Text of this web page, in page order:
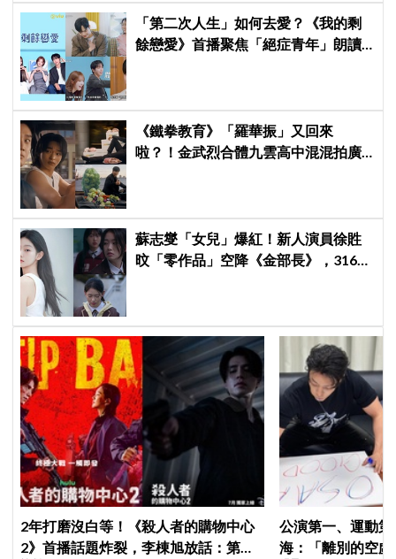
「第二次人生」如何去愛？《我的剩
餘戀愛》首播聚焦「絕症青年」朗讀
《鐵拳教育》「羅華振」又回來
啦？！金武烈合體九雲高中混混拍廣
蘇志燮「女兒」爆紅！新人演員徐貹
旼「零作品」空降《金部長》，316萬
2年打磨沒白等！《殺人者的購物中心
2》首播話題炸裂，李棟旭放話：第三
公演第一、運動
海：「離別的空